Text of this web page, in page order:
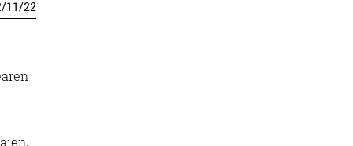
/11/22